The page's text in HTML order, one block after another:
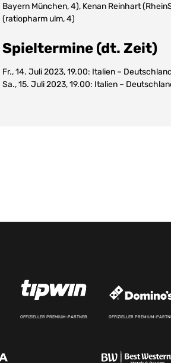
Bayern München, 4), Kenan Reinhart
(ratiopharm ulm, 4)
Spieltermine (dt. Zeit)
Fr., 14. Juli 2023, 19.00: Italien –
Sa., 15. Juli 2023, 19.00: Italien –
OFFIZIELLER PREMIUM-PARTNER OFFIZIELLER PREMIUM-